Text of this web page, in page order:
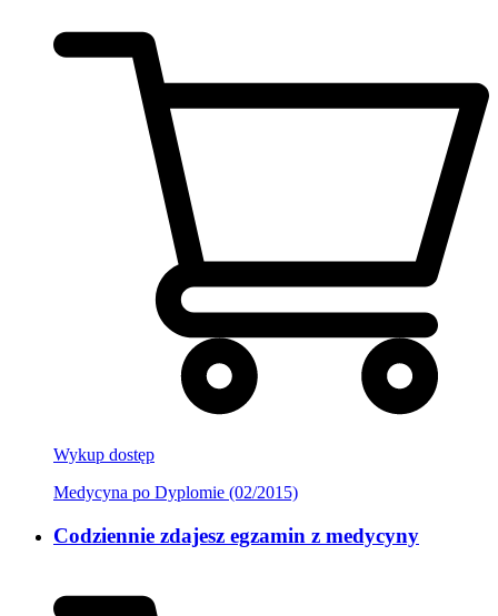
Wykup dostęp
Medycyna po Dyplomie (02/2015)
Codziennie zdajesz egzamin z medycyny